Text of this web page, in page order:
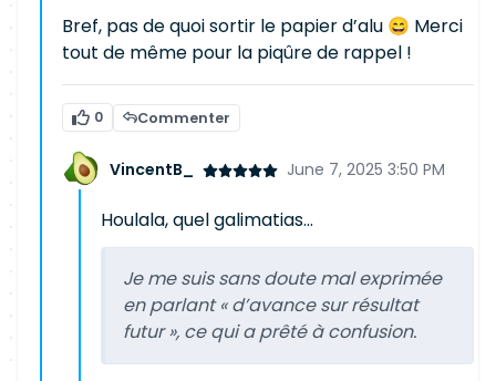
Bref, pas de quoi sortir le papier d’alu 😄 Merci
tout de même pour la piqûre de rappel !
0 Commenter
VincentB_ June 7, 2025 3:50 PM
Houlala, quel galimatias...
Je me suis sans doute mal exprimée
en parlant « d’avance sur résultat
futur », ce qui a prêté à confusion.